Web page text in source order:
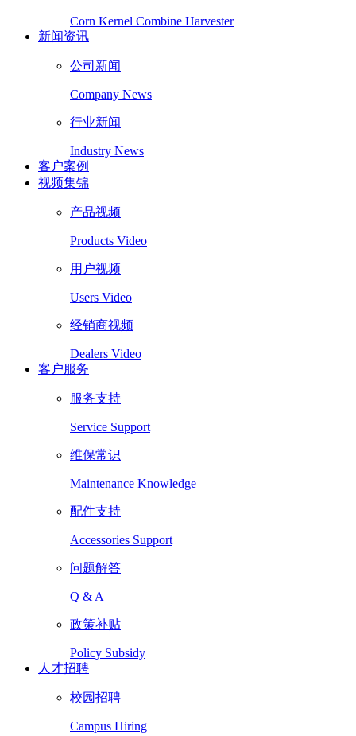
Corn Kernel Combine Harvester
新闻资讯
公司新闻
Company News
行业新闻
Industry News
客户案例
视频集锦
产品视频
Products Video
用户视频
Users Video
经销商视频
Dealers Video
客户服务
服务支持
Service Support
维保常识
Maintenance Knowledge
配件支持
Accessories Support
问题解答
Q & A
政策补贴
Policy Subsidy
人才招聘
校园招聘
Campus Hiring